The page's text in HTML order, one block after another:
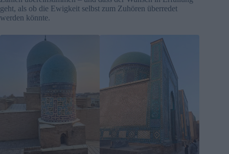
geht, als ob die Ewigkeit selbst zum Zuhören überredet
werden könnte.